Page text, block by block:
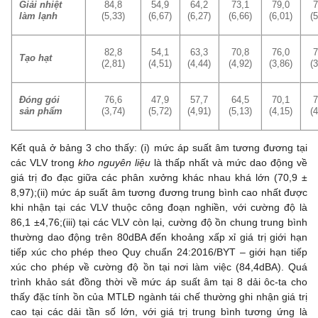
Giải nhiệt
làm lạnh
84,8
(5,33)
54,9
(6,67)
64,2
(6,27)
73,1
(6,66)
79,0
(6,01)
Tạo hạt
82,8
(2,81)
54,1
(4,51)
63,3
(4,44)
70,8
(4,92)
76,0
(3,86)
Đóng gói
sản phẩm
76,6
(3,74)
47,9
(5,72)
57,7
(4,91)
64,5
(5,13)
70,1
(4,15)
Kết quả ở bảng 3 cho thấy: (i) mức áp suất âm tương đương tại
các VLV trong kho nguyên liệu là thấp nhất và mức dao động về
giá trị đo đạc giữa các phân xưởng khác nhau khá lớn (70,9 ±
8,97);(ii) mức áp suất âm tương đương trung bình cao nhất được
khi nhận tại các VLV thuộc công đoạn nghiền, với cường độ là
86,1 ±4,76;(iii) tại các VLV còn lại, cường độ ồn chung trung bình
thường dao động trên 80dBA đến khoảng xấp xỉ giá trị giới hạn
tiếp xúc cho phép theo Quy chuẩn 24:2016/BYT – giới hạn tiếp
xúc cho phép về cường độ ồn tại nơi làm việc (84,4dBA). Quá
trình khảo sát đồng thời về mức áp suất âm tại 8 dải ôc-ta cho
thấy đặc tính ồn của MTLĐ ngành tái chế thường ghi nhận giá trị
cao tại các dải tần số lớn, với giá trị trung bình tương ứng là